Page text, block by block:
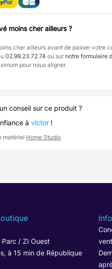
moins cher ailleurs ?
cher ailleurs avant de passer votre
02.99.23.72.74 ou sur notre formulaire
pour nous aligner.
conseil sur ce produit ?
à victor!
matériel Home Studio
Parc / ZI Ouest
à 15 min de République